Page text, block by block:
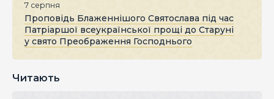
7 серпня
Проповідь Блаженнішого Святослава під час
Патріаршої всеукраїнської прощі до Старуні
у свято Преображення Господнього
Читають